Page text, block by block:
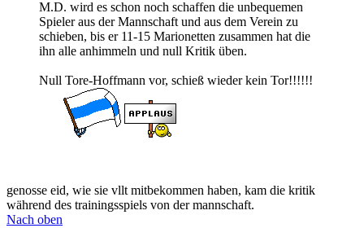
M.D. wird es schon noch schaffen die unbequemen
Spieler aus der Mannschaft und aus dem Verein zu
schieben, bis er 11-15 Marionetten zusammen hat die
ihn alle anhimmeln und null Kritik üben.
Null Tore-Hoffmann vor, schieß wieder kein Tor!!!!!!
genosse eid, wie sie vllt mitbekommen haben, kam die kritik
während des trainingsspiels von der mannschaft.
Nach oben